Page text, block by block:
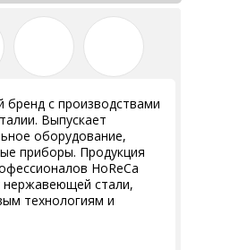
с производствами
Выпускает
оборудование,
приборы. Продукция
HoReCa
нержавеющей стали,
технологиям и